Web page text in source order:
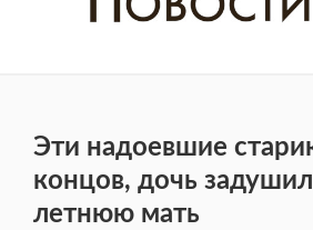
Эти надоевшие
концов, дочь
летнюю мать